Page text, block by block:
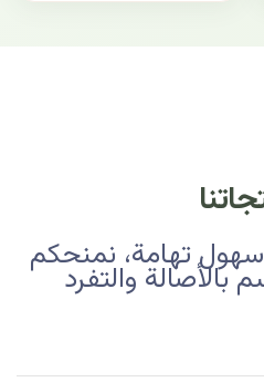
تهامة، نمنحكم
والتفرد